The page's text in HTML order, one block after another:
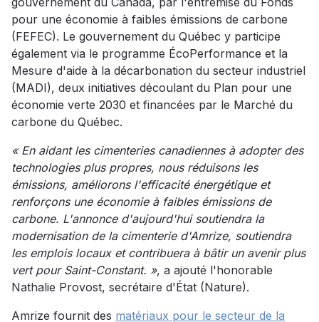
pour une économie à faibles émissions de carbone
(FEFEC). Le gouvernement du Québec y participe
également via le programme ÉcoPerformance et la
Mesure d'aide à la décarbonation du secteur industriel
(MADI), deux initiatives découlant du Plan pour une
économie verte 2030 et financées par le Marché du
carbone du Québec.
« En aidant les cimenteries canadiennes à adopter des
technologies plus propres, nous réduisons les
émissions, améliorons l'efficacité énergétique et
renforçons une économie à faibles émissions de
carbone. L'annonce d'aujourd'hui soutiendra la
modernisation de la cimenterie d'Amrize, soutiendra
les emplois locaux et contribuera à bâtir un avenir plus
vert pour Saint-Constant. », a ajouté l'honorable
Nathalie Provost, secrétaire d'État (Nature).
Amrize fournit des matériaux pour le secteur de la